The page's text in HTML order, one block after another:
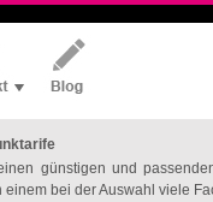
günstigen und
einem bei der Auswahl viele